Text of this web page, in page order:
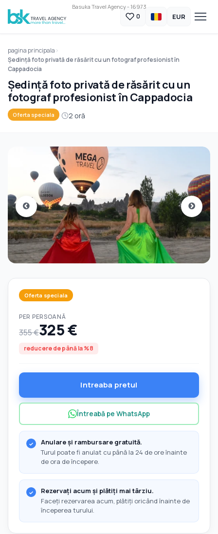
Basuka Travel Agency - 16973
0 EUR
pagina principala
Ședință foto privată de răsărit cu un fotograf profesionist în
Cappadocia
Ședință foto privată de răsărit cu un
fotograf profesionist în Cappadocia
Oferta speciala 2 oră
Oferta speciala
PER PERSOANĂ
355 €325 €
reducere de până la %8
Intreaba pretul
Întreabă pe WhatsApp
Anulare și rambursare gratuită.
Turul poate fi anulat cu până la 24 de ore înainte
de ora de începere.
Rezervați acum și plătiți mai târziu.
Faceți rezervarea acum, plătiți oricând înainte de
începerea turului.